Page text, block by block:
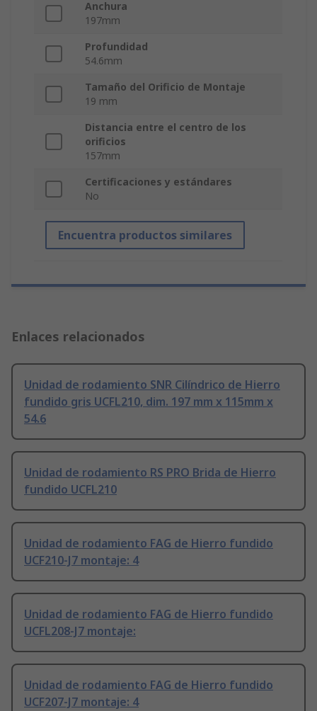
Anchura
197mm
Profundidad
54.6mm
Tamaño del Orificio de Montaje
19 mm
Distancia entre el centro de los
orificios
157mm
Certificaciones y estándares
No
Encuentra productos similares
Enlaces relacionados
Unidad de rodamiento SNR Cilíndrico de Hierro
fundido gris UCFL210, dim. 197 mm x 115mm x
54.6
Unidad de rodamiento RS PRO Brida de Hierro
fundido UCFL210
Unidad de rodamiento FAG de Hierro fundido
UCF210-J7 montaje: 4
Unidad de rodamiento FAG de Hierro fundido
UCFL208-J7 montaje:
Unidad de rodamiento FAG de Hierro fundido
UCF207-J7 montaje: 4